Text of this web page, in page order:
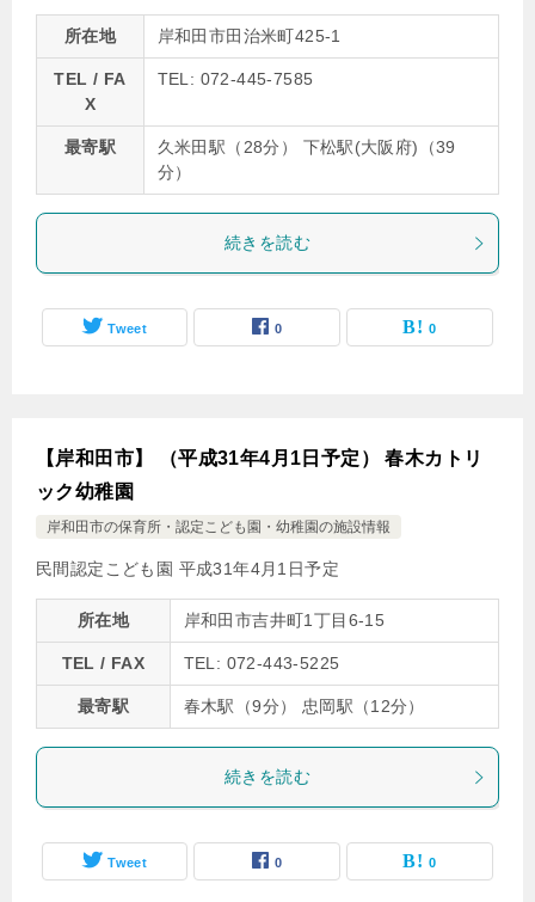
所在地 岸和田市田治米町425-1
TEL / FA
X
TEL: 072-445-7585
最寄駅
久米田駅（28分） 下松駅(大阪府)（39
分）
続きを読む
Tweet 0 0
【岸和田市】 （平成31年4月1日予定） 春木カトリ
ック幼稚園
岸和田市の保育所・認定こども園・幼稚園の施設情報
民間認定こども園 平成31年4月1日予定
所在地 岸和田市吉井町1丁目6-15
TEL / FAX TEL: 072-443-5225
最寄駅 春木駅（9分） 忠岡駅（12分）
続きを読む
Tweet 0 0